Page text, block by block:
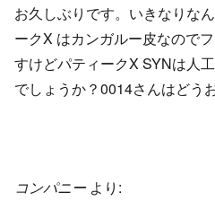
お久しぶりです。いきなりな
ークX はカンガルー皮なので
すけどパティークX SYNは人
でしょうか？0014さんはどう
コンパニー より: